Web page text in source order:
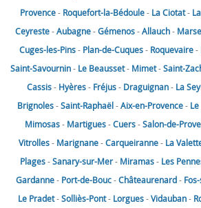
Provence- Roquefort-la-Bédoule- La Ciotat-
Ceyreste-Aubagne-Gémenos-Allauch-
Cuges-les-Pins- Plan-de-Cuques- Roquevaire-
Saint-Savournin- Le Beausset- Mimet-Saint-
Cassis- Hyères- Fréjus- Draguignan- La
Brignoles-Saint-Raphaël-Aix-en-Provence-
Mimosas- Martigues-Cuers-Salon-de-
Vitrolles- Marignane-Carqueiranne- La
Plages-Sanary-sur-Mer- Miramas- Les
Gardanne- Port-de-Bouc-Châteaurenard-
Le Pradet-Solliès-Pont- Lorgues-Vidauban-